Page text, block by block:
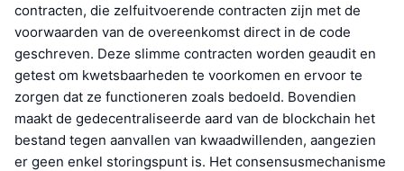
contracten, die zelfuitvoerende contracten zijn met de
voorwaarden van de overeenkomst direct in de code
geschreven. Deze slimme contracten worden geaudit en
getest om kwetsbaarheden te voorkomen en ervoor te
zorgen dat ze functioneren zoals bedoeld. Bovendien
maakt de gedecentraliseerde aard van de blockchain het
bestand tegen aanvallen van kwaadwillenden, aangezien
er geen enkel storingspunt is. Het consensusmechanisme